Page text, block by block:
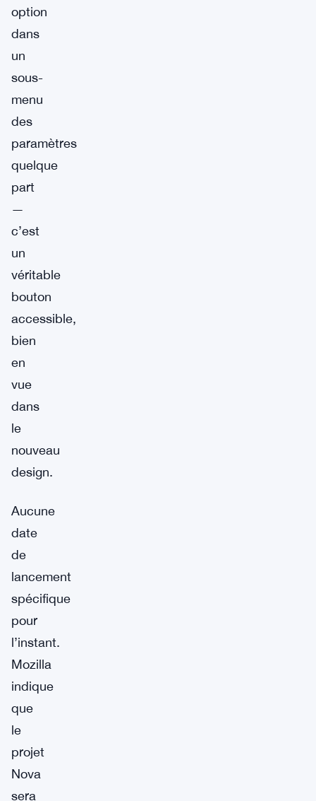
option
dans
un
sous-
menu
des
paramètres
quelque
part
—
c’est
un
véritable
bouton
accessible,
bien
en
vue
dans
le
nouveau
design.
Aucune
date
de
lancement
spécifique
pour
l’instant.
Mozilla
indique
que
le
projet
Nova
sera